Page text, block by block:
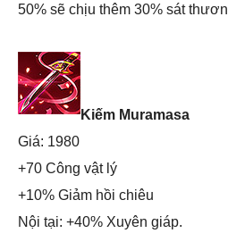
50% sẽ chịu thêm 30% sát
Kiếm Muramasa
Giá: 1980
+70 Công vật lý
+10% Giảm hồi chiêu
Nội tại: +40% Xuyên giáp.